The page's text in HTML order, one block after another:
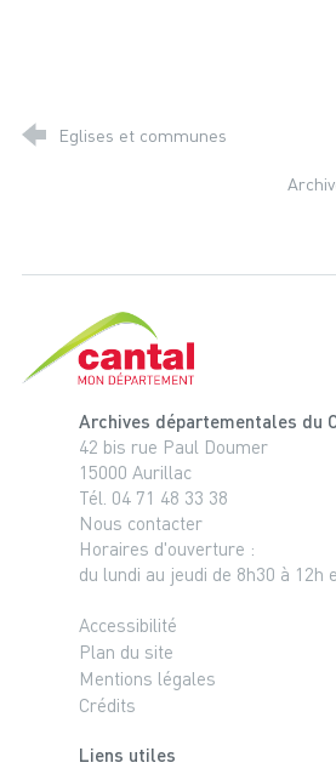
Eglises et communes
Archives départementales du
42 bis rue Paul Doumer
15000 Aurillac
Tél. 04 71 48 33 38
Nous contacter
Horaires d'ouverture :
du lundi au jeudi de 8h30 à 12h
Accessibilité
Plan du site
Mentions légales
Crédits
Liens utiles